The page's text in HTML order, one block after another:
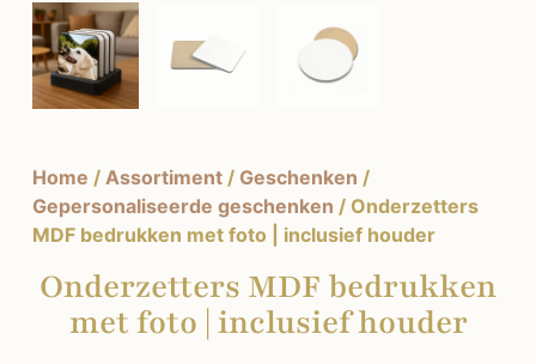
Home / Assortiment/ Geschenken /
Gepersonaliseerde geschenken / Onderzetters
MDF bedrukken met foto | inclusief houder
Onderzetters MDF bedrukken
met foto | inclusief houder